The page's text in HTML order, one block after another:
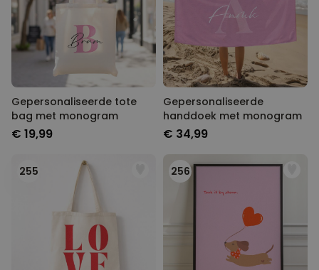
Gepersonaliseerde tote
bag met monogram
€ 19,99
Gepersonaliseerde
handdoek met monogram
€ 34,99
255 256